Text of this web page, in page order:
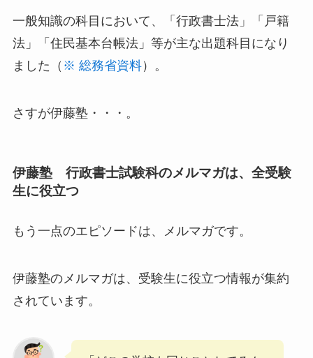
一般知識の科目において、「行政書士法」「戸籍
法」「住民基本台帳法」等が主な出題科目になり
ました（ ※ 総務省資料）。
さすが伊藤塾・・・。
伊藤塾 行政書士試験科のメルマガは、全受験
生に役立つ
もう一点のエピソードは、メルマガです。
伊藤塾のメルマガは、受験生に役立つ情報が集約
されています。